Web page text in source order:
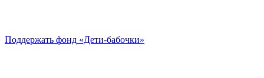
Поддержать фонд «Дети-бабочки»